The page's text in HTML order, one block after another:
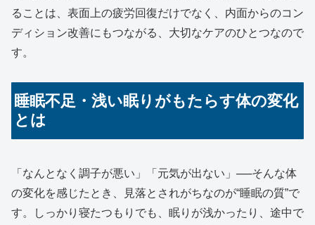
ることは、表面上の疲労回復だけでなく、内面からのコン
ディション改善にもつながる、大切なケアのひとつなので
す。
睡眠不足・浅い眠りがもたらす体の変化
とは
「なんとなく調子が悪い」「元気が出ない」──そんな体
の変化を感じたとき、見落とされがちなのが“睡眠の質”で
す。しっかり寝たつもりでも、眠りが浅かったり、途中で